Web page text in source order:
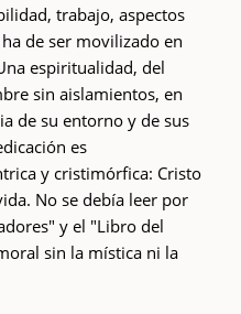
trabajo, aspectos
de ser movilizado en
espiritualidad, del
sin aislamientos, en
de su entorno y de sus
es
y cristimórfica: Cristo
No se debía leer por
y el "Libro del
sin la mística ni la